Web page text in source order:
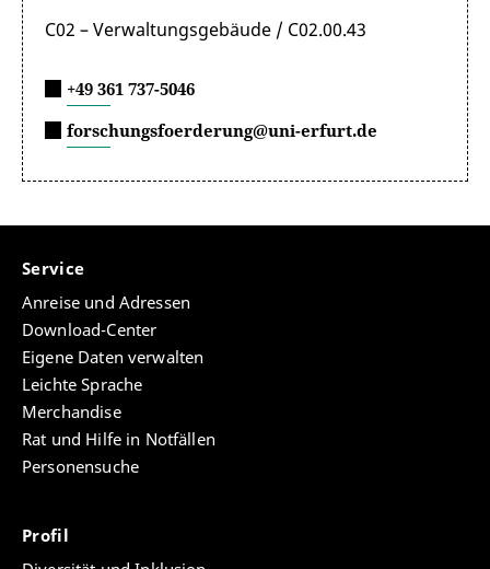
C02 – Verwaltungsgebäude / C02.00.43
+49 361 737-5046
forschungsfoerderung@uni-erfurt.de
Service
Anreise und Adressen
Download-Center
Eigene Daten verwalten
Leichte Sprache
Merchandise
Rat und Hilfe in Notfällen
Personensuche
Profil